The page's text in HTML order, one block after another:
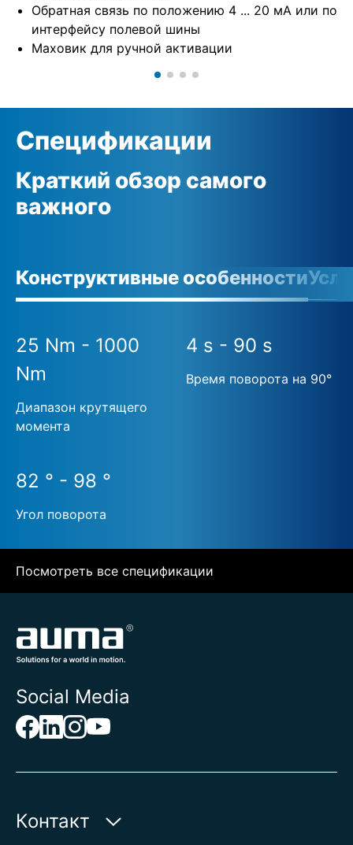
Обратная связь по положению 4 ... 20 мА или по
интерфейсу полевой шины
Маховик для ручной активации
Спецификации
Краткий обзор самого
важного
Конструктивные особенности
25 Nm - 1000
Nm
Диапазон крутящего
момента
4 s - 90 s
Время поворота на 90°
82 ° - 98 °
Угол поворота
Посмотреть все спецификации
Social Media
Контакт